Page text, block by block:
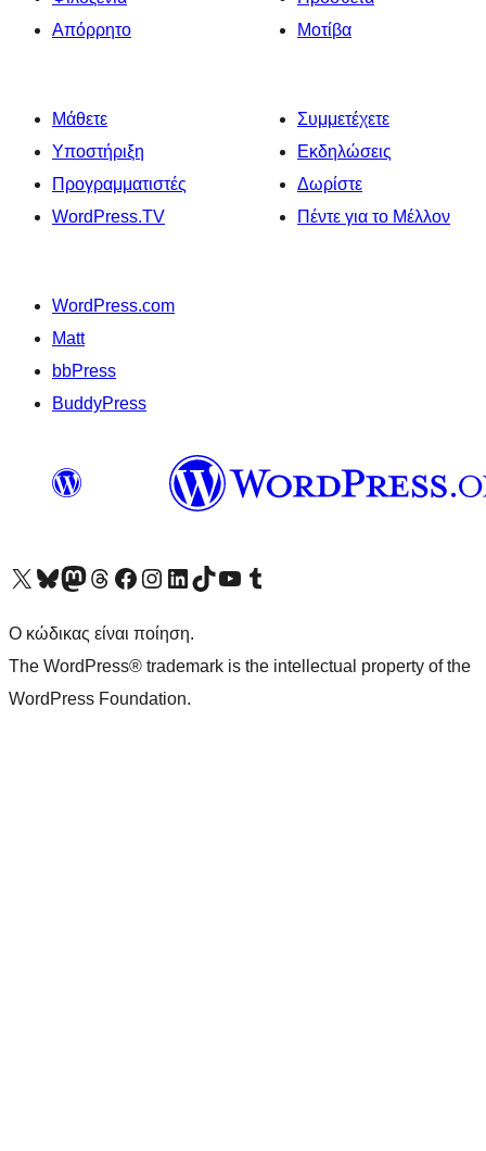
Απόρρητο
Μοτίβα
Μάθετε
Υποστήριξη
Προγραμματιστές
WordPress.TV
Συμμετέχετε
Εκδηλώσεις
Δωρίστε
Πέντε για το Μέλλον
WordPress.com
Matt
bbPress
BuddyPress
Visit our X (formerly Twitter) account
Visit our Bluesky account
Επισκεφθείτε τον λογαριασμό μας στο Mastodon
Visit our Threads account
Επισκεφτείτε τη σελίδα μας στο Facebook
Επισκεφθείτε τον λογαριασμό μας Instagram
Επισκεφθείτε τον λογαριασμό μας LinkedIn
Visit our TikTok account
Visit our YouTube channel
Visit our Tumblr account
Ο κώδικας είναι ποίηση.
The WordPress® trademark is the intellectual property of the
WordPress Foundation.